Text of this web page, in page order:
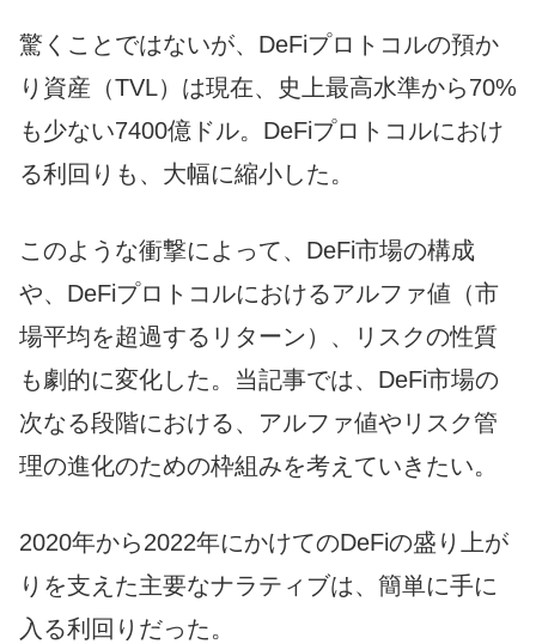
驚くことではないが、DeFiプロトコルの預か
り資産（TVL）は現在、史上最高水準から70%
も少ない7400億ドル。DeFiプロトコルにおけ
る利回りも、大幅に縮小した。
このような衝撃によって、DeFi市場の構成
や、DeFiプロトコルにおけるアルファ値（市
場平均を超過するリターン）、リスクの性質
も劇的に変化した。当記事では、DeFi市場の
次なる段階における、アルファ値やリスク管
理の進化のための枠組みを考えていきたい。
2020年から2022年にかけてのDeFiの盛り上が
りを支えた主要なナラティブは、簡単に手に
入る利回りだった。